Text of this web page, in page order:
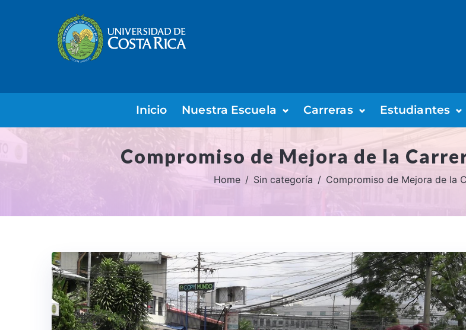
Inicio Nuestra Escuela Carreras Estudiantes
Compromiso de Mejora de la
Home Sin categoría Compromiso de Mejora de la